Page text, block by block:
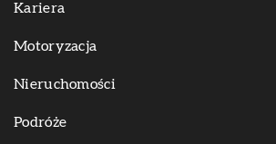
Kariera
Motoryzacja
Nieruchomości
Podróże